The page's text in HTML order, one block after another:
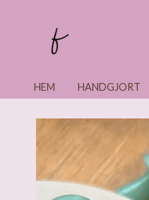
HEM HANDGJORT